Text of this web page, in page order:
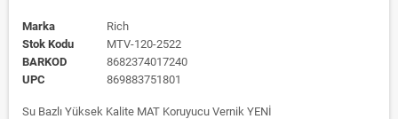
Marka
Rich
Stok Kodu
MTV-120-2522
BARKOD
8682374017240
UPC
869883751801
Su Bazlı Yüksek Kalite MAT Koruyucu Vernik YENİ